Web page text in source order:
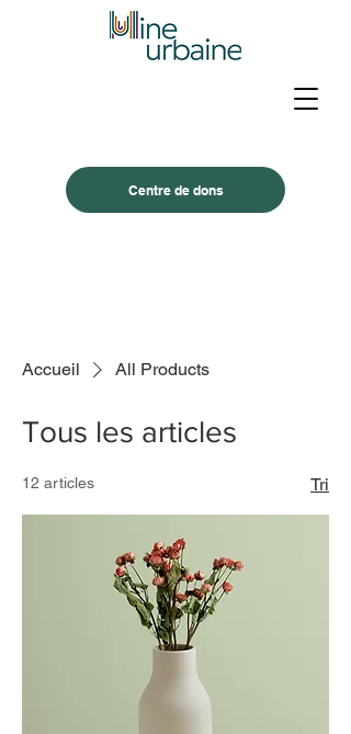
Centre de dons
Accueil All Products
Tous les articles
12 articles Tri